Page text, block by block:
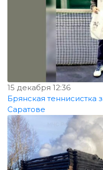
15 декабря 12:36
Брянская теннисистка
Саратове